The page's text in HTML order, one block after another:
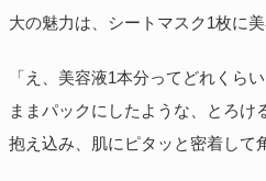
大の魅力は、シートマスク1枚に
「え、美容液1本分ってどれくら
ままパックにしたような、とろ
抱え込み、肌にピタッと密着して